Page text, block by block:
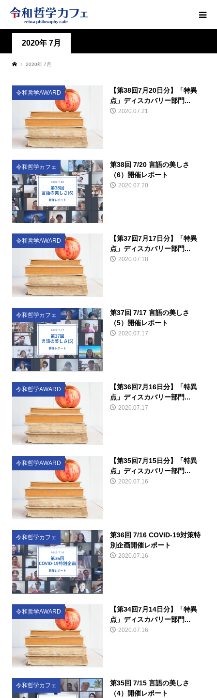
2020年 7月
2020年 7月
令和哲学AWARD
【第38回7月20日分】「特異
点」ディスカバリー部門...
2020.07.21
令和哲学カフェ
第38回 7/20 言語の美しさ
（6）開催レポート
2020.07.20
令和哲学AWARD
【第37回7月17日分】「特異
点」ディスカバリー部門...
2020.07.18
令和哲学カフェ
第37回 7/17 言語の美しさ
（5）開催レポート
2020.07.17
令和哲学AWARD
【第36回7月16日分】「特異
点」ディスカバリー部門...
2020.07.17
令和哲学AWARD
【第35回7月15日分】「特異
点」ディスカバリー部門...
2020.07.16
令和哲学カフェ
第36回 7/16 COVID-19対策特
別企画開催レポート
2020.07.16
令和哲学AWARD
【第34回7月14日分】「特異
点」ディスカバリー部門...
2020.07.16
令和哲学カフェ
第35回 7/15 言語の美しさ
（4）開催レポート